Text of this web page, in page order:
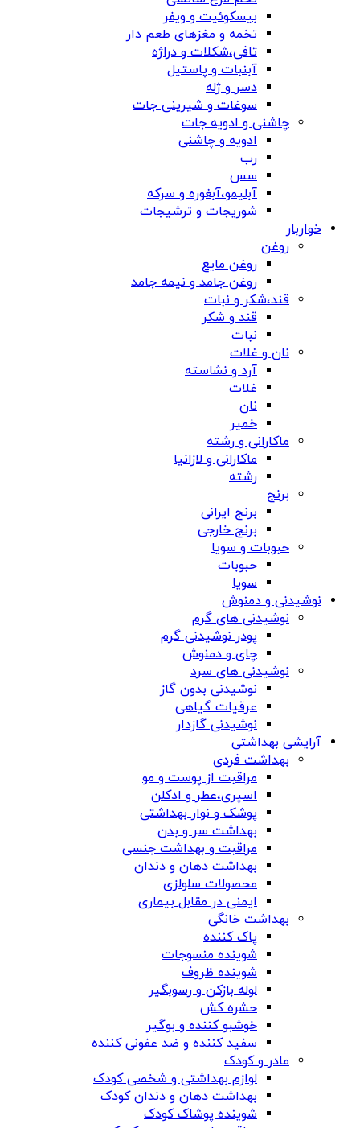
بیسکوئیت و ویفر
تخمه و مغزهای طعم دار
تافی،شکلات و دراژه
آبنبات و پاستیل
دسر و ژله
سوغات و شیرینی جات
چاشنی و ادویه جات
ادویه و چاشنی
رب
سس
آبلیمو،آبغوره و سرکه
شوریجات و ترشیجات
خواربار
روغن
روغن مایع
روغن جامد و نیمه جامد
قند،شکر و نبات
قند و شکر
نبات
نان و غلات
آرد و نشاسته
غلات
نان
خمیر
ماکارانی و رشته
ماکارانی و لازانیا
رشته
برنج
برنج ایرانی
برنج خارجی
حبوبات و سویا
حبوبات
سویا
نوشیدنی و دمنوش
نوشیدنی های گرم
پودر نوشیدنی گرم
چای و دمنوش
نوشیدنی های سرد
نوشیدنی بدون گاز
عرقیات گیاهی
نوشیدنی گازدار
آرایشی بهداشتی
بهداشت فردی
مراقبت از پوست و مو
اسپری،عطر و ادکلن
پوشک و نوار بهداشتی
بهداشت سر و بدن
مراقبت و بهداشت جنسی
بهداشت دهان و دندان
محصولات سلولزی
ایمنی در مقابل بیماری
بهداشت خانگی
پاک کننده
شوینده منسوجات
شوینده ظروف
لوله بازکن و رسوبگیر
حشره کش
خوشبو کننده و بوگیر
سفید کننده و ضد عفونی کننده
مادر و کودک
لوازم بهداشتی و شخصی کودک
بهداشت دهان و دندان کودک
شوینده پوشاک کودک